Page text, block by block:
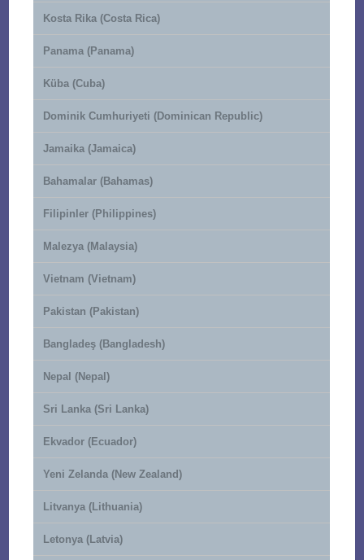
Kosta Rika (Costa Rica)
Panama (Panama)
Küba (Cuba)
Dominik Cumhuriyeti (Dominican Republic)
Jamaika (Jamaica)
Bahamalar (Bahamas)
Filipinler (Philippines)
Malezya (Malaysia)
Vietnam (Vietnam)
Pakistan (Pakistan)
Bangladeş (Bangladesh)
Nepal (Nepal)
Sri Lanka (Sri Lanka)
Ekvador (Ecuador)
Yeni Zelanda (New Zealand)
Litvanya (Lithuania)
Letonya (Latvia)